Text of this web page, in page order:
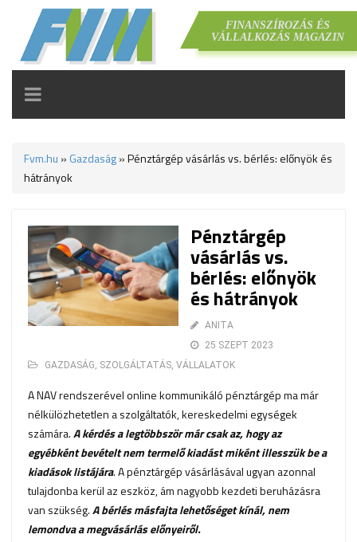
FINANSZÍROZÁS ÉS
VÁLLALKOZÁS MAGAZIN
TOGGLE
NAVIGATION
Fvm.hu » Gazdaság»Pénztárgép vásárlás vs. bérlés: előnyök és
hátrányok
Pénztárgép
vásárlás vs.
bérlés: előnyök
és hátrányok
ANITA
25 SZEPT 2023
GAZDASÁG, SZOLGÁLTATÁS, VÁLLALATOK
A NAV rendszerével online kommunikáló pénztárgép ma már
nélkülözhetetlen a szolgáltatók, kereskedelmi egységek
számára.A kérdés a legtöbbször már csak az, hogy az
egyébként bevételt nem termelő kiadást miként illesszük be a
kiadások listájára. A pénztárgép vásárlásával ugyan azonnal
tulajdonba kerül az eszköz, ám nagyobb kezdeti beruházásra
van szükség.A bérlés másfajta lehetőséget kínál, nem
lemondva a megvásárlás előnyeiről.